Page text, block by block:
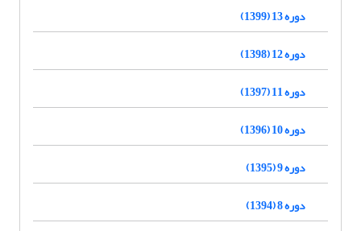
دوره 13 (1399)
دوره 12 (1398)
دوره 11 (1397)
دوره 10 (1396)
دوره 9 (1395)
دوره 8 (1394)